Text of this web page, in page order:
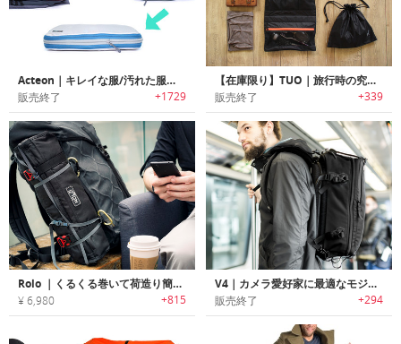
Acteon｜キレイな服/汚れた服を分けて収納可能な旅行用圧縮パッキングキューブシステム「アクテオン」
販売終了 +1729
【在庫限り】TUO｜旅行時の究極の下着オーガナイザー「テュオ」
販売終了 +339
Rolo ｜くるくる巻いて荷造り簡単！ロール式旅行用バッグ「ローロ」
¥ 6,980 +815
V4｜カメラ愛好家に最適なモジュラー式オーガナイザーを搭載したアドベンチャートラベルバックパック「ブイフォー」
販売終了 +294